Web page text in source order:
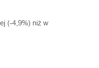
(-4,9%) niż w